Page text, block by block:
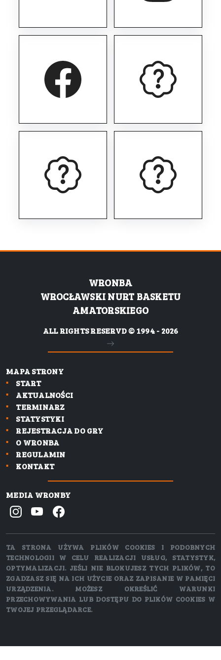
WRONBA
WROCŁAWSKI NURT BASKETU
AMATORSKIEGO
ALL RIGHTS RESERVD © 1994 - 2026
MAPA STRONY
START
AKTUALNOŚCI
TERMINARZ
STATYSTYKI
REJESTRACJA DO GRY
O WRONBA
REGULAMIN
KONTAKT
MEDIA WRONBY
TA STRONA UŻYWA PLIKÓW COOKIES I PODOBNYCH
TECHNOLOGII W CELU REALIZACJI USŁUG, STATYSTYK,
OPTYMALIZACJI. JEŚLI NIE BLOKUJESZ TYCH PLIKÓW, TO
ZGADZASZ SIĘ NA ICH UŻYCIE ORAZ ZAPISANIE W PAMIĘCI
URZĄDZENIA. MOŻESZ OKREŚLIĆ WARUNKI
PRZECHOWYWANIA LUB DOSTĘPU DO PLIKÓW COOKIES W
TWOJEJ PRZEGLĄDARCE.